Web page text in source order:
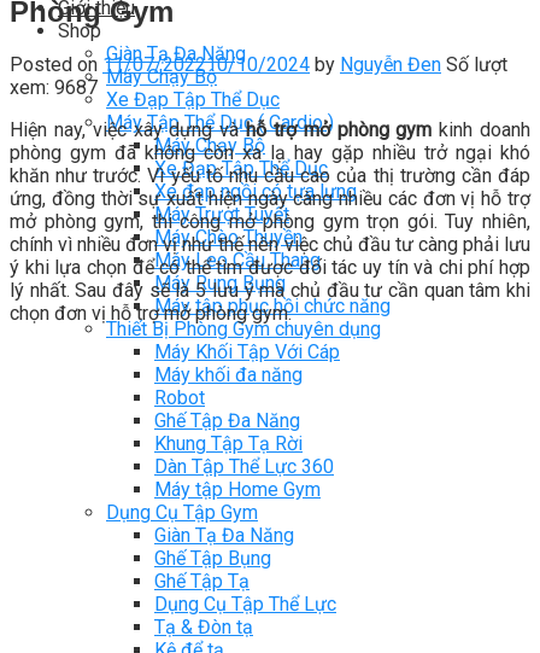
Giới thiệu
Shop
Giàn Tạ Đa Năng
Máy Chạy Bộ
Xe Đạp Tập Thể Dục
Máy Tập Thể Dục ( Cardio )
Máy Chạy Bộ
Xe Đạp Tập Thể Dục
Xe đạp ngồi có tựa lưng
Máy Trượt Tuyết
Máy Chèo Thuyền
Máy Leo Cầu Thang
Máy Rung Bụng
Máy tập phục hồi chức năng
Thiết Bị Phòng Gym chuyên dụng
Máy Khối Tập Với Cáp
Máy khối đa năng
Robot
Ghế Tập Đa Năng
Khung Tập Tạ Rời
Dàn Tập Thể Lực 360
Máy tập Home Gym
Dụng Cụ Tập Gym
Giàn Tạ Đa Năng
Ghế Tập Bụng
Ghế Tập Tạ
Dụng Cụ Tập Thể Lực
Tạ & Đòn tạ
Phòng Gym
Posted on 11/07/202210/10/2024 by Nguyễn Đen Số lượt
xem: 9687
Hiện nay, việc xây dựng vàhỗ trợ mở phòng gym kinh doanh
phòng gym đã không còn xa lạ hay gặp nhiều trở ngại khó
khăn như trước. Vì yếu tố nhu cầu cao của thị trường cần đáp
ứng, đồng thời sự xuất hiện ngày càng nhiều các đơn vịhỗ trợ
mở phòng gym, thi công mở phòng gym trọn gói. Tuy nhiên,
chính vì nhiều đơn vị như thế nên việc chủ đầu tư càng phải lưu
ý khi lựa chọn để có thể tìm được đối tác uy tín và chi phí hợp
lý nhất. Sau đây sẽ là 5 lưu ý mà chủ đầu tư cần quan tâm khi
chọn đơn vị hỗ trợ mở phòng gym.